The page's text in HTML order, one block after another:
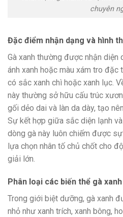
chuyên
Đặc điểm nhận dạng và hình
Gà xanh thường được nhận diện
ánh xanh hoặc màu xám tro đặc
có sắc xanh chì hoặc xanh lục.
này thường sở hữu cấu trúc
gối dẻo dai và làn da dày, tạo
Sự kết hợp giữa sắc diện lạnh
dòng gà này luôn chiếm được
lựa chọn nhân tố chủ chốt cho
giải lớn.
Phân loại các biến thể gà
Trong giới biệt dưỡng, gà xanh
nhỏ như xanh trích, xanh bông,